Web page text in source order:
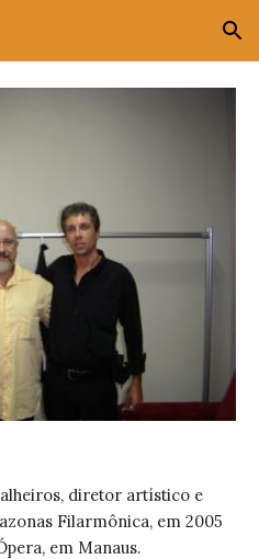
Skip to navigation
diretor artístico e
Filarmônica, em 2005
em Manaus.